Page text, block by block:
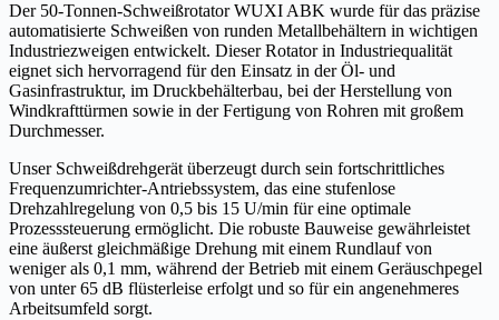
Der 50-Tonnen-Schweißrotator WUXI ABK wurde für das präzise
automatisierte Schweißen von runden Metallbehältern in wichtigen
Industriezweigen entwickelt. Dieser Rotator in Industriequalität
eignet sich hervorragend für den Einsatz in der Öl- und
Gasinfrastruktur, im Druckbehälterbau, bei der Herstellung von
Windkrafttürmen sowie in der Fertigung von Rohren mit großem
Durchmesser.
Unser Schweißdrehgerät überzeugt durch sein fortschrittliches
Frequenzumrichter-Antriebssystem, das eine stufenlose
Drehzahlregelung von 0,5 bis 15 U/min für eine optimale
Prozesssteuerung ermöglicht. Die robuste Bauweise gewährleistet
eine äußerst gleichmäßige Drehung mit einem Rundlauf von
weniger als 0,1 mm, während der Betrieb mit einem Geräuschpegel
von unter 65 dB flüsterleise erfolgt und so für ein angenehmeres
Arbeitsumfeld sorgt.